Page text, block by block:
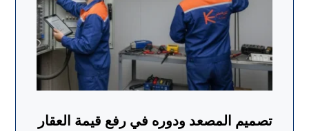
تصميم المصعد ودوره في رفع قيمة العقار